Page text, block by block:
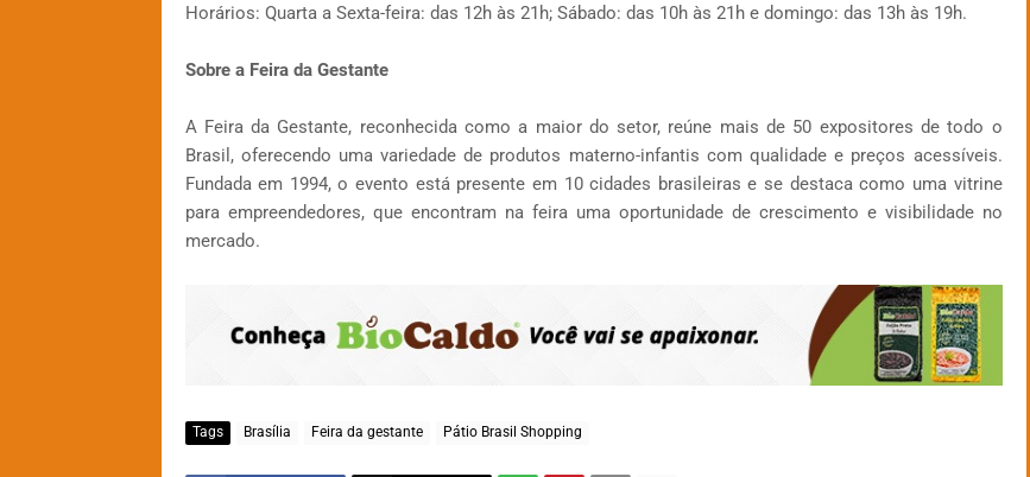
Horários: Quarta a Sexta-feira: das 12h às 21h; Sábado: das 10h às 21h e domingo: das 13h às 19h.
Sobre a Feira da Gestante
A Feira da Gestante, reconhecida como a maior do setor, reúne mais de 50 expositores de todo o
Brasil, oferecendo uma variedade de produtos materno-infantis com qualidade e preços acessíveis.
Fundada em 1994, o evento está presente em 10 cidades brasileiras e se destaca como uma vitrine
para empreendedores, que encontram na feira uma oportunidade de crescimento e visibilidade no
mercado.
Tags Brasília Feira da gestante Pátio Brasil Shopping